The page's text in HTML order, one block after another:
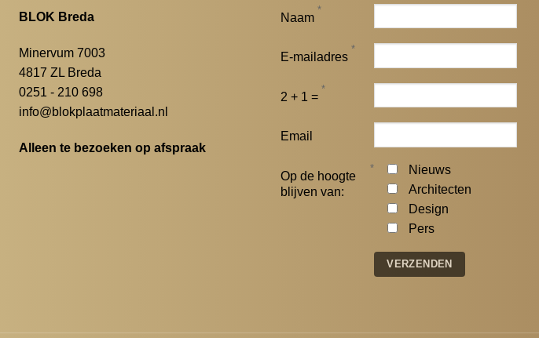
BLOK Breda
Minervum 7003
4817 ZL Breda
0251 - 210 698
info@blokplaatmateriaal.nl
Alleen te bezoeken op afspraak
Naam
*
E-mailadres
*
2 + 1 =
*
Email
Op de hoogte
blijven van:
*
Nieuws
Architecten
Design
Pers